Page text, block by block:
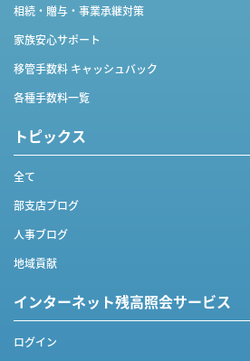
相続・贈与・事業承継対策
家族安心サポート
移管手数料 キャッシュバック
各種手数料一覧
トピックス
全て
部支店ブログ
人事ブログ
地域貢献
インターネット残高照会サービス
ログイン